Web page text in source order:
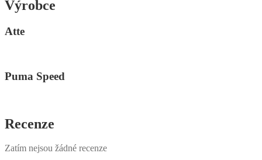
Výrobce
Atte
Puma Speed
Recenze
Zatím nejsou žádné recenze